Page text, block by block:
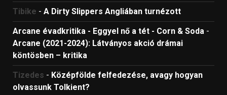
Tibike - A Dirty Slippers Angliában turnézott
Arcane évadkritika - Eggyel nő a tét - Corn & Soda -
Arcane (2021-2024): Látványos akció drámai
köntösben – kritika
Tizedes - Középfölde felfedezése, avagy hogyan
olvassunk Tolkient?